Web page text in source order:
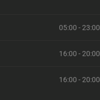
05:00 - 23:00
16:00 - 20:00
16:00 - 20:00